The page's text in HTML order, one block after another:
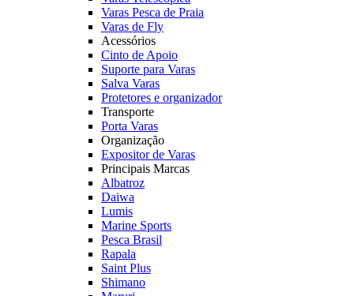
Varas Pesca de Praia
Varas de Fly
Acessórios
Cinto de Apoio
Suporte para Varas
Salva Varas
Protetores e organizador
Transporte
Porta Varas
Organização
Expositor de Varas
Principais Marcas
Albatroz
Daiwa
Lumis
Marine Sports
Pesca Brasil
Rapala
Saint Plus
Shimano